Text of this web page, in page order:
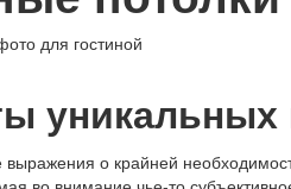
для гостиной
уникальных
о крайней